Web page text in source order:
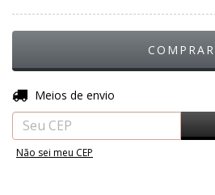
Entregas para o CEP:
Meios de envio
Não sei meu CEP